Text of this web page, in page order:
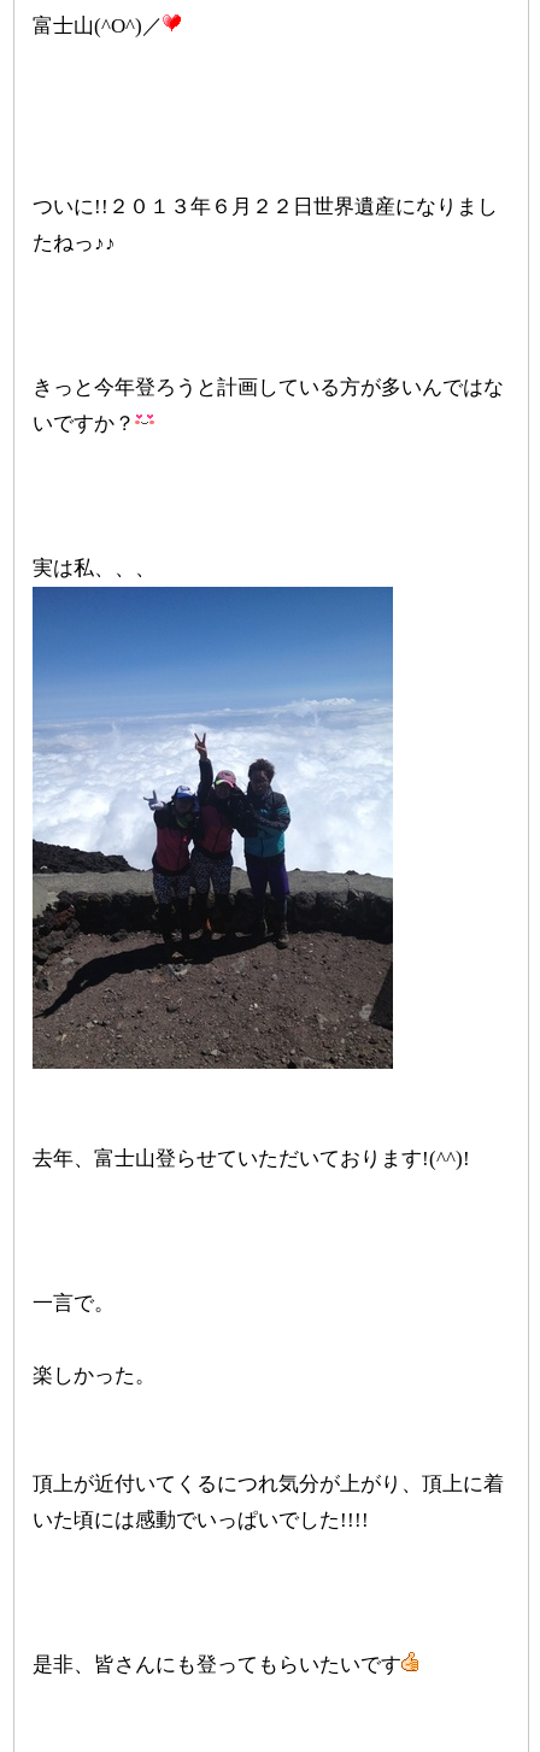
富士山(^O^)／
ついに!!２０１３年６月２２日世界遺産になりまし
たねっ♪♪
きっと今年登ろうと計画している方が多いんではな
いですか？
実は私、、、
去年、富士山登らせていただいております!(^^)!
一言で。
楽しかった。
頂上が近付いてくるにつれ気分が上がり、頂上に着
いた頃には感動でいっぱいでした!!!!
是非、皆さんにも登ってもらいたいです